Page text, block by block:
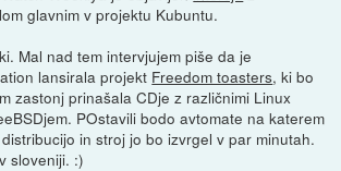
glavnim v projektu Kubuntu.
Mal nad tem intervjujem piše da je
lansirala projekt Freedom toasters, ki bo
zastonj prinašala CDje z različnimi Linux
POstavili bodo avtomate na katerem
in stroj jo bo izvrgel v par minutah.
sloveniji. :)